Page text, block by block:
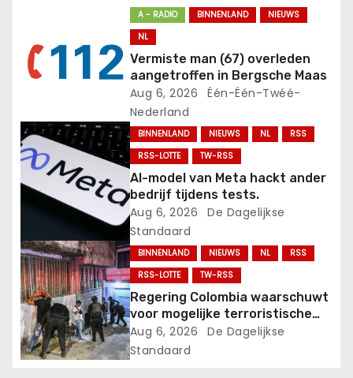
v
g
a
t
e
A - RADIO BINNENLAND
NIEUWS
NL
Vermiste man (67) overleden
aangetroffen in Bergsche Maas
Aug 6, 2026
Één-Één-Twéé-
Nederland
BINNENLAND NIEUWS NL
RSS
RSS-LOTTE
TW-RSS
AI-model van Meta hackt ander
bedrijf tijdens tests.
Aug 6, 2026
De Dagelijkse
Standaard
BINNENLAND NIEUWS NL
RSS
RSS-LOTTE
TW-RSS
Regering Colombia waarschuwt
voor mogelijke terroristische
daden.
Aug 6, 2026
De Dagelijkse
Standaard